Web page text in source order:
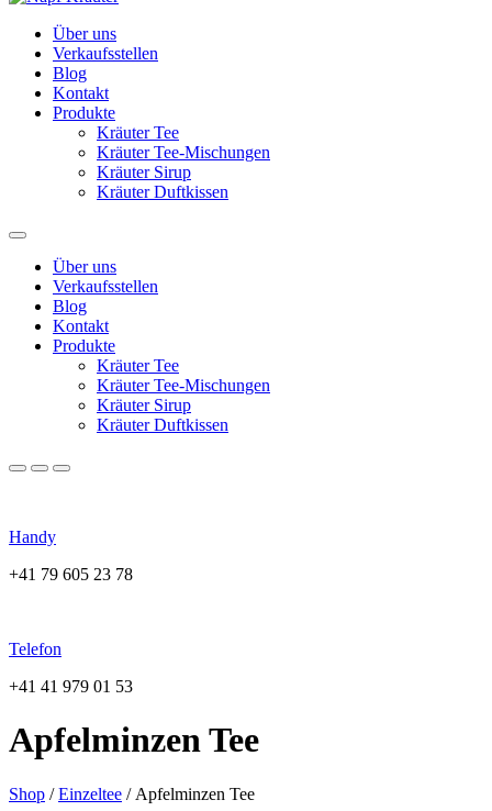
Über uns
Verkaufsstellen
Blog
Kontakt
Produkte
Kräuter Tee
Kräuter Tee-Mischungen
Kräuter Sirup
Kräuter Duftkissen
Über uns
Verkaufsstellen
Blog
Kontakt
Produkte
Kräuter Tee
Kräuter Tee-Mischungen
Kräuter Sirup
Kräuter Duftkissen
Handy
+41 79 605 23 78
Telefon
+41 41 979 01 53
Apfelminzen Tee
Shop /Einzeltee / Apfelminzen Tee